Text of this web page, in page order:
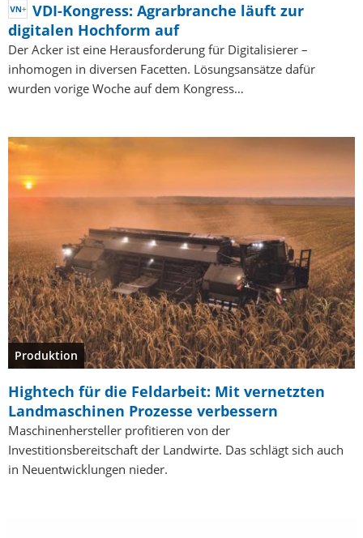
VDI-Kongress: Agrarbranche läuft zur
digitalen Hochform auf
Der Acker ist eine Herausforderung für Digitalisierer –
inhomogen in diversen Facetten. Lösungsansätze dafür
wurden vorige Woche auf dem Kongress…
Produktion
Hightech für die Feldarbeit: Mit vernetzten
Landmaschinen Prozesse verbessern
Maschinenhersteller profitieren von der
Investitionsbereitschaft der Landwirte. Das schlägt sich auch
in Neuentwicklungen nieder.